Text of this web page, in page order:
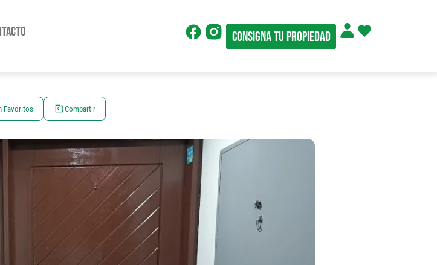
Consigna tu propiedad
Favoritos Compartir